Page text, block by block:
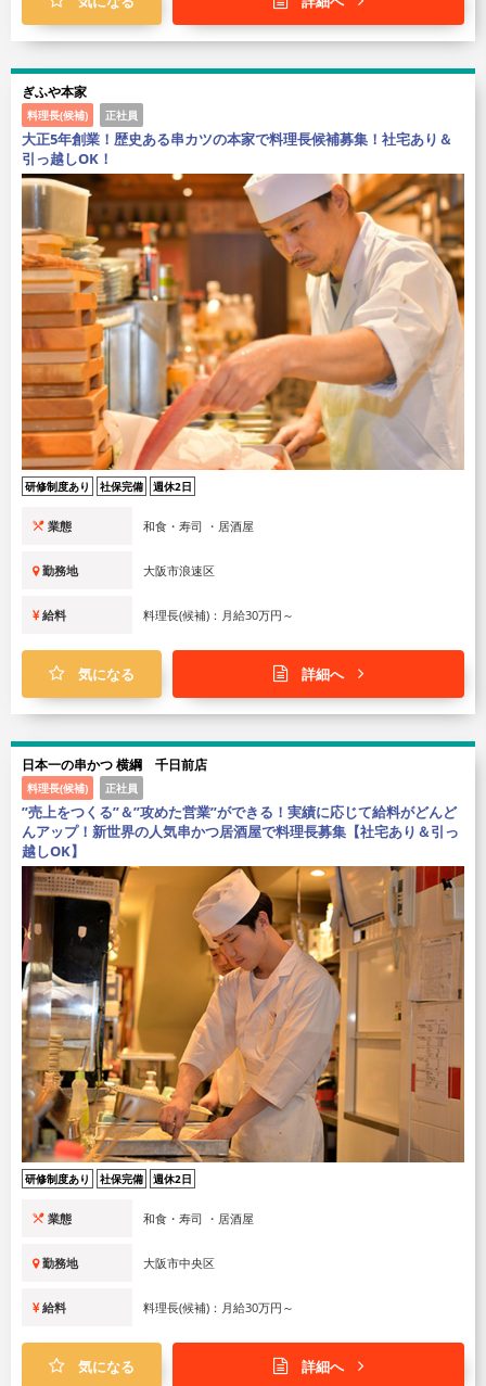
ぎふや本家
料理長(候補) 正社員
大正5年創業！歴史ある串カツの本家で料理長候補募集！社宅あり＆
引っ越しOK！
研修制度あり 社保完備 週休2日
業態 和食・寿司 ・居酒屋
勤務地 大阪市浪速区
給料 料理長(候補)：月給30万円～
気になる 詳細へ
日本一の串かつ 横綱 千日前店
料理長(候補) 正社員
”売上をつくる”＆”攻めた営業”ができる！実績に応じて給料がどんど
んアップ！新世界の人気串かつ居酒屋で料理長募集【社宅あり＆引っ
越しOK】
研修制度あり 社保完備 週休2日
業態 和食・寿司 ・居酒屋
勤務地 大阪市中央区
給料 料理長(候補)：月給30万円～
気になる 詳細へ